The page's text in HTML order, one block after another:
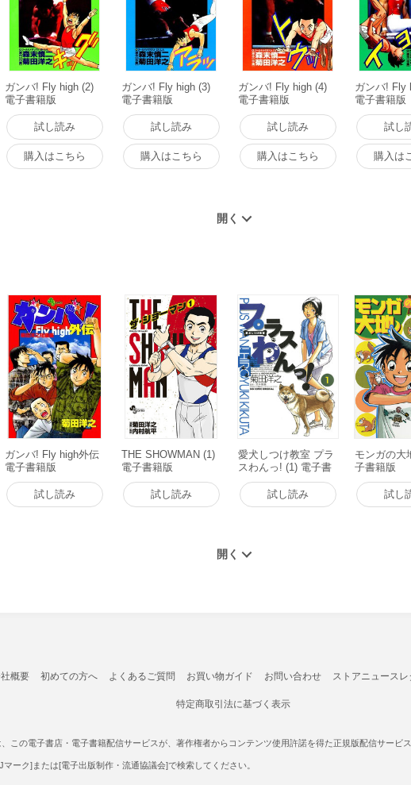
ガンバ! Fly high (2)
電子書籍版
試し読み
購入はこちら
ガンバ! Fly high (3)
電子書籍版
試し読み
購入はこちら
ガンバ! Fly high (4)
電子書籍版
試し読み
購入はこちら
ガンバ! Fly
電子書籍版
試し
購入は
ガンバ! Fly high外伝
電子書籍版
試し読み
THE SHOWMAN (1)
電子書籍版
試し読み
愛犬しつけ教室 プラ
スわんっ! (1) 電子書
籍版
試し読み
モンガの大
子書籍版
試し
概要 初めての方へ よくあるご質問 お買い物ガイド お問い合わせ ストアニュースレ
特定商取引法に基づく表示
この電子書店・電子書籍配信サービスが、著作権者からコンテンツ使用許諾を得た正規版配信サービ
マーク]または[電子出版制作・流通協議会]で検索してください。